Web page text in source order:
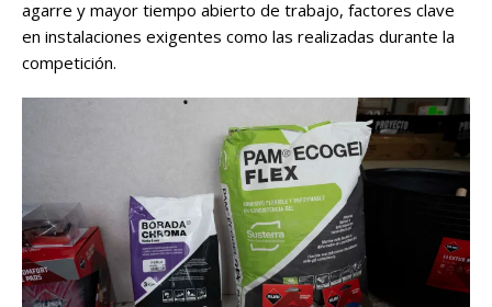
agarre y mayor tiempo abierto de trabajo, factores clave
en instalaciones exigentes como las realizadas durante la
competición.